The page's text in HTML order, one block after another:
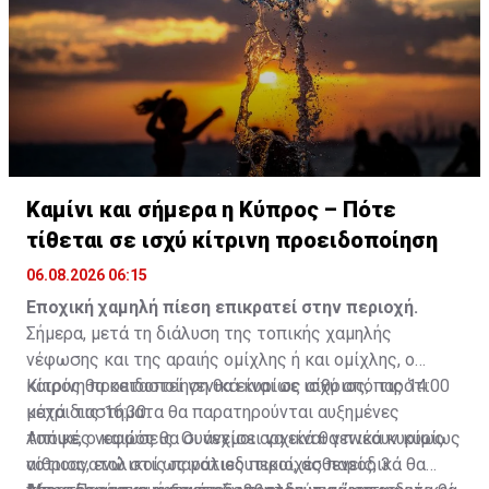
Καμίνι και σήμερα η Κύπρος – Πότε
τίθεται σε ισχύ κίτρινη προειδοποίηση
06.08.2026 06:15
Εποχική χαμηλή πίεση επικρατεί στην περιοχή.
Σήμερα, μετά τη διάλυση της τοπικής χαμηλής
νέφωσης και της αραιής ομίχλης ή και ομίχλης, ο
καιρός θα καταστεί γενικά κυρίως αίθριος, παρότι
κατά διαστήματα θα παρατηρούνται αυξημένες
τοπικές νεφώσεις. Οι άνεμοι αρχικά θα πνέουν κυρίως
νοτιοανατολικοί ως νοτιοδυτικοί, ασθενείς, 3
Κίτρινη προειδοποίηση θα είναι σε ισχύ από τις 14:00
μέχρι τις 16:30.
Απόψε, ο καιρός θα συνεχίσει να είναι γενικά κυρίως
αίθριος, ενώ στις παράλιες περιοχές παροδικά θα